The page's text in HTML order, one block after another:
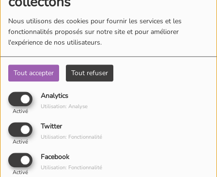
Nous utilisons des cookies pour fournir les services et les
fonctionnalités proposés sur notre site et pour améliorer
l'expérience de nos utilisateurs.
Tout accepter Tout refuser
Analytics
Activé
Utilisation: Analyse
Twitter
Activé
Utilisation: Fonctionnalité
Facebook
Activé
Utilisation: Fonctionnalité
Qui sommes-nous ?
Contact
Oups, vous avez
rencontré une erreur.
Il semble que la page que vous recherchez n’existe plus.